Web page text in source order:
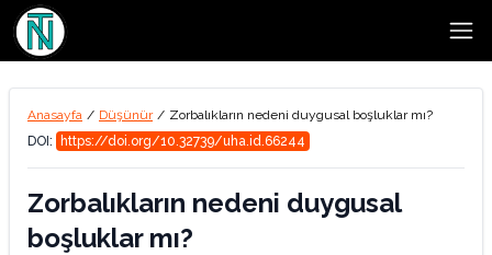
Anasayfa / Düşünür / Zorbalıkların nedeni duygusal boşluklar mı?
DOI:
https://doi.org/10.32739/uha.id.66244
Zorbalıkların nedeni duygusal
boşluklar mı?